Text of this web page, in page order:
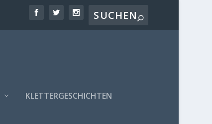
KLETTERGESCHICHTEN